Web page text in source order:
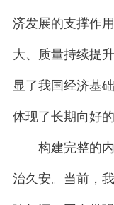
济发展的支撑作
大、质量持续提
显了我国经济基
体现了长期向好
构建完整的内
治久安。当前，